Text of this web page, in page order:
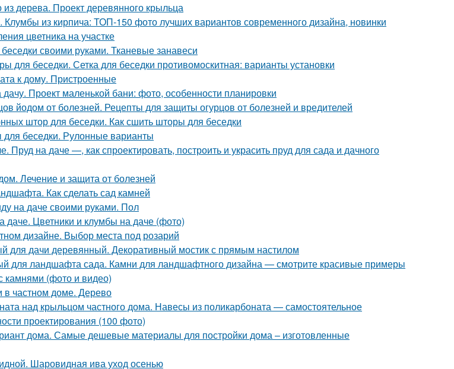
из дерева. Проект деревянного крыльца
Клумбы из кирпича: ТОП-150 фото лучших вариантов современного дизайна, новинки
цветника на участке
своими руками. Тканевые занавеси
для беседки. Сетка для беседки противомоскитная: варианты установки
к дому. Пристроенные
Проект маленькой бани: фото, особенности планировки
йодом от болезней. Рецепты для защиты огурцов от болезней и вредителей
штор для беседки. Как сшить шторы для беседки
беседки. Рулонные варианты
Пруд на даче —, как спроектировать, построить и украсить пруд для сада и дачного
Лечение и защита от болезней
Как сделать сад камней
на даче своими руками. Пол
даче. Цветники и клумбы на даче (фото)
дизайне. Выбор места под розарий
для дачи деревянный. Декоративный мостик с прямым настилом
для ландшафта сада. Камни для ландшафтного дизайна — смотрите красивые примеры
камнями (фото и видео)
в частном доме. Дерево
над крыльцом частного дома. Навесы из поликарбоната — самостоятельное
проектирования (100 фото)
дома. Самые дешевые материалы для постройки дома – изготовленные
Шаровидная ива уход осенью